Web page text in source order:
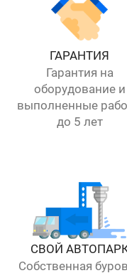
ГАРАНТИЯ
Гарантия на
оборудование и
выполненные
до 5 лет
СВОЙ
Собственная